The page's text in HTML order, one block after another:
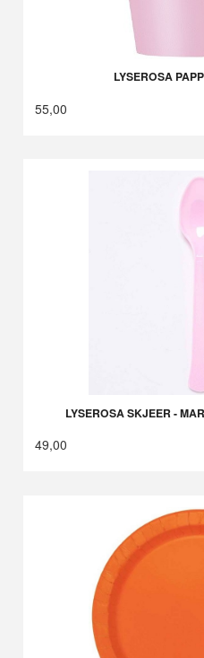
LYSEROSA
55,00
LYSEROSA SKJEER -
49,00